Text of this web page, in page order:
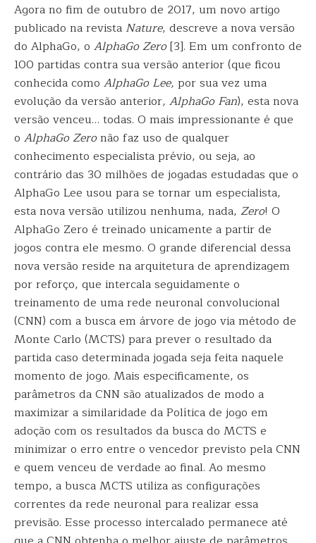
Agora no fim de outubro de 2017, um novo artigo
publicado na revista Nature, descreve a nova versão
do AlphaGo, o AlphaGo Zero[3]. Em um confronto de
100 partidas contra sua versão anterior (que ficou
conhecida como AlphaGo Lee, por sua vez uma
evolução da versão anterior, AlphaGo Fan), esta nova
versão venceu… todas. O mais impressionante é que
o AlphaGo Zeronão faz uso de qualquer
conhecimento especialista prévio, ou seja, ao
contrário das 30 milhões de jogadas estudadas que o
AlphaGo Lee usou para se tornar um especialista,
esta nova versão utilizou nenhuma, nada, Zero! O
AlphaGo Zero é treinado unicamente a partir de
jogos contra ele mesmo. O grande diferencial dessa
nova versão reside na arquitetura de aprendizagem
por reforço, que intercala seguidamente o
treinamento de uma rede neuronal convolucional
(CNN) com a busca em árvore de jogo via método de
Monte Carlo (MCTS) para prever o resultado da
partida caso determinada jogada seja feita naquele
momento de jogo. Mais especificamente, os
parâmetros da CNN são atualizados de modo a
maximizar a similaridade da Política de jogo em
adoção com os resultados da busca do MCTS e
minimizar o erro entre o vencedor previsto pela CNN
e quem venceu de verdade ao final. Ao mesmo
tempo, a busca MCTS utiliza as configurações
correntes da rede neuronal para realizar essa
previsão. Esse processo intercalado permanece até